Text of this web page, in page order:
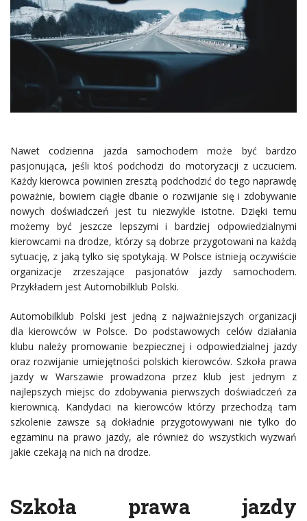
Nawet codzienna jazda samochodem może być bardzo
pasjonująca, jeśli ktoś podchodzi do motoryzacji z uczuciem.
Każdy kierowca powinien zresztą podchodzić do tego naprawdę
poważnie, bowiem ciągłe dbanie o rozwijanie się i zdobywanie
nowych doświadczeń jest tu niezwykle istotne. Dzięki temu
możemy być jeszcze lepszymi i bardziej odpowiedzialnymi
kierowcami na drodze, którzy są dobrze przygotowani na każdą
sytuację, z jaką tylko się spotykają. W Polsce istnieją oczywiście
organizacje zrzeszające pasjonatów jazdy samochodem.
Przykładem jest Automobilklub Polski.
Automobilklub Polski jest jedną z najważniejszych organizacji
dla kierowców w Polsce. Do podstawowych celów działania
klubu należy promowanie bezpiecznej i odpowiedzialnej jazdy
oraz rozwijanie umiejętności polskich kierowców. Szkoła prawa
jazdy w Warszawie prowadzona przez klub jest jednym z
najlepszych miejsc do zdobywania pierwszych doświadczeń za
kierownicą. Kandydaci na kierowców którzy przechodzą tam
szkolenie zawsze są dokładnie przygotowywani nie tylko do
egzaminu na prawo jazdy, ale również do wszystkich wyzwań
jakie czekają na nich na drodze.
Szkoła prawa jazdy